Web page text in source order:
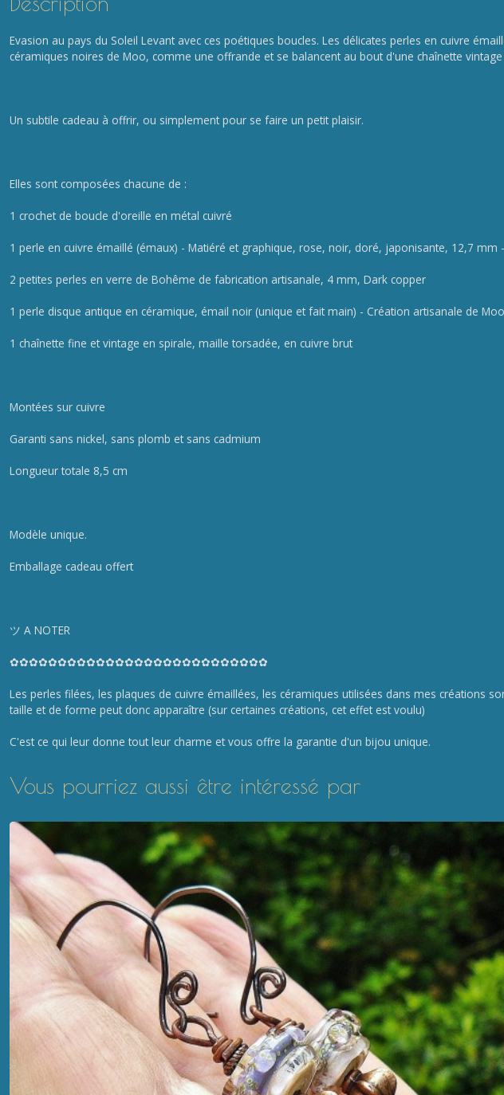
Evasion au pays du Soleil Levant avec ces poétiques boucles. Les délicates perles en cuivre
céramiques noires de Moo, comme une offrande et se balancent au bout d'une chaînette
Un subtile cadeau à offrir, ou simplement pour se faire un petit plaisir.
Elles sont composées chacune de :
1 crochet de boucle d'oreille en métal cuivré
1 perle en cuivre émaillé (émaux) - Matiéré et graphique, rose, noir, doré, japonisante, 12,7 mm
2 petites perles en verre de Bohême de fabrication artisanale, 4 mm, Dark copper
1 perle disque antique en céramique, émail noir (unique et fait main) - Création artisanale de
1 chaînette fine et vintage en spirale, maille torsadée, en cuivre brut
Montées sur cuivre
Garanti sans nickel, sans plomb et sans cadmium
Longueur totale 8,5 cm
Modèle unique.
Emballage cadeau offert
ツ A NOTER
✿✿✿✿✿✿✿✿✿✿✿✿✿✿✿✿✿✿✿✿✿✿✿✿✿✿✿
Les perles filées, les plaques de cuivre émaillées, les céramiques utilisées dans mes créations
taille et de forme peut donc apparaître (sur certaines créations, cet effet est voulu)
C'est ce qui leur donne tout leur charme et vous offre la garantie d'un bijou unique.
Vous pourriez aussi être intéressé par